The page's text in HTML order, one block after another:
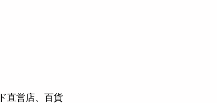
直営店、百貨